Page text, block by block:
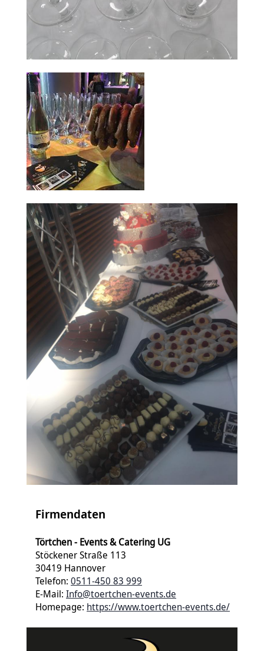
Firmendaten
Törtchen - Events & Catering UG
Stöckener Straße 113
30419 Hannover
Telefon: 0511-450 83 999
E-Mail: Info@toertchen-events.de
Homepage: https://www.toertchen-events.de/